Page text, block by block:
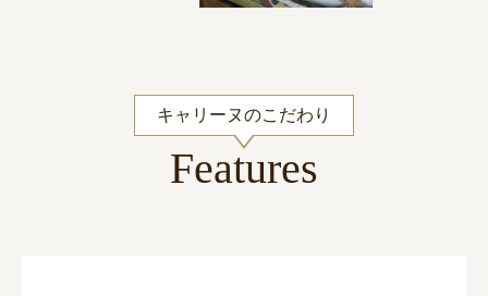
キャリーヌのこだわり
Features